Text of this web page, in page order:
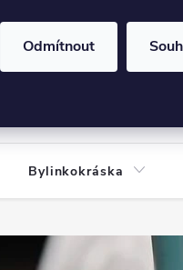
Odmítnout
Bylinkokráska